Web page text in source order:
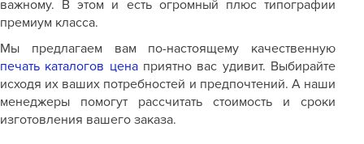
важному. В этом и есть огромный плюс типографии
премиум класса.
Мы предлагаем вам по-настоящему качественную
печать каталогов ценаприятно вас удивит. Выбирайте
исходя их ваших потребностей и предпочтений. А наши
менеджеры помогут рассчитать стоимость и сроки
изготовления вашего заказа.